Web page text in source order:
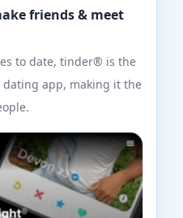
friends & meet
to date, tinder® is the
dating app, making it the